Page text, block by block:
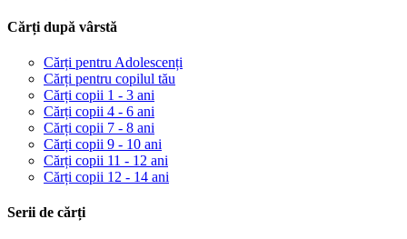
Cărți după vârstă
Cărți pentru Adolescenți
Cărți pentru copilul tău
Cărți copii 1 - 3 ani
Cărți copii 4 - 6 ani
Cărți copii 7 - 8 ani
Cărți copii 9 - 10 ani
Cărți copii 11 - 12 ani
Cărți copii 12 - 14 ani
Serii de cărți